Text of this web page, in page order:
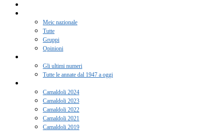
Meic nazionale
Tutte
Gruppi
Opinioni
Gli ultimi numeri
Tutte le annate dal 1947 a oggi
Camaldoli 2024
Camaldoli 2023
Camaldoli 2022
Camaldoli 2021
Camaldoli 2019